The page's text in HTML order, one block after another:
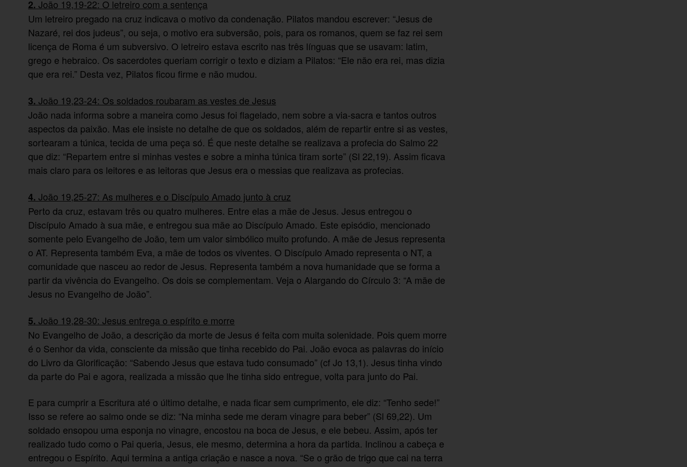
2.João 19,19-22: O letreiro com a sentença
Um letreiro pregado na cruz indicava o motivo da condenação. Pilatos mandou escrever: “Jesus de
Nazaré, rei dos judeus”, ou seja, o motivo era subversão, pois, para os romanos, quem se faz rei sem
licença de Roma é um subversivo. O letreiro estava escrito nas três línguas que se usavam: latim,
grego e hebraico. Os sacerdotes queriam corrigir o texto e diziam a Pilatos: “Ele não era rei, mas dizia
que era rei.” Desta vez, Pilatos ficou firme e não mudou.
3.João 19,23-24: Os soldados roubaram as vestes de Jesus
João nada informa sobre a maneira como Jesus foi flagelado, nem sobre a via-sacra e tantos outros
aspectos da paixão. Mas ele insiste no detalhe de que os soldados, além de repartir entre si as vestes,
sortearam a túnica, tecida de uma peça só. É que neste detalhe se realizava a profecia do Salmo 22
que diz: “Repartem entre si minhas vestes e sobre a minha túnica tiram sorte” (Sl 22,19). Assim ficava
mais claro para os leitores e as leitoras que Jesus era o messias que realizava as profecias.
4.João 19,25-27: As mulheres e o Discípulo Amado junto à cruz
Perto da cruz, estavam três ou quatro mulheres. Entre elas a mãe de Jesus. Jesus entregou o
Discípulo Amado à sua mãe, e entregou sua mãe ao Discípulo Amado. Este episódio, mencionado
somente pelo Evangelho de João, tem um valor simbólico muito profundo. A mãe de Jesus representa
o AT. Representa também Eva, a mãe de todos os viventes. O Discípulo Amado representa o NT, a
comunidade que nasceu ao redor de Jesus. Representa também a nova humanidade que se forma a
partir da vivência do Evangelho. Os dois se complementam. Veja o Alargando do Círculo 3: “A mãe de
Jesus no Evangelho de João”.
5. João 19,28-30: Jesus entrega o espírito e morre
No Evangelho de João, a descrição da morte de Jesus é feita com muita solenidade. Pois quem morre
é o Senhor da vida, consciente da missão que tinha recebido do Pai. João evoca as palavras do início
do Livro da Glorificação: “Sabendo Jesus que estava tudo consumado” (cf Jo 13,1). Jesus tinha vindo
da parte do Pai e agora, realizada a missão que lhe tinha sido entregue, volta para junto do Pai.
E para cumprir a Escritura até o último detalhe, e nada ficar sem cumprimento, ele diz: “Tenho sede!”
Isso se refere ao salmo onde se diz: “Na minha sede me deram vinagre para beber” (Sl 69,22). Um
soldado ensopou uma esponja no vinagre, encostou na boca de Jesus, e ele bebeu. Assim, após ter
realizado tudo como o Pai queria, Jesus, ele mesmo, determina a hora da partida. Inclinou a cabeça e
entregou o Espírito. Aqui termina a antiga criação e nasce a nova. “Se o grão de trigo que cai na terra